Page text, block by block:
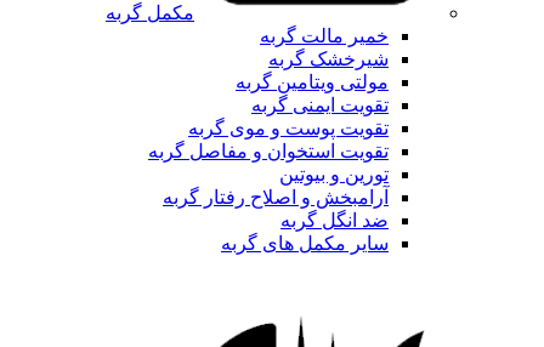
مکمل گربه
خمیر مالت گربه
شیرخشک گربه
مولتی ویتامین گربه
تقویت ایمنی گربه
تقویت پوست و موی گربه
تقویت استخوان و مفاصل گربه
تورین و بیوتین
آرامبخش و اصلاح رفتار گربه
ضد انگل گربه
سایر مکمل های گربه